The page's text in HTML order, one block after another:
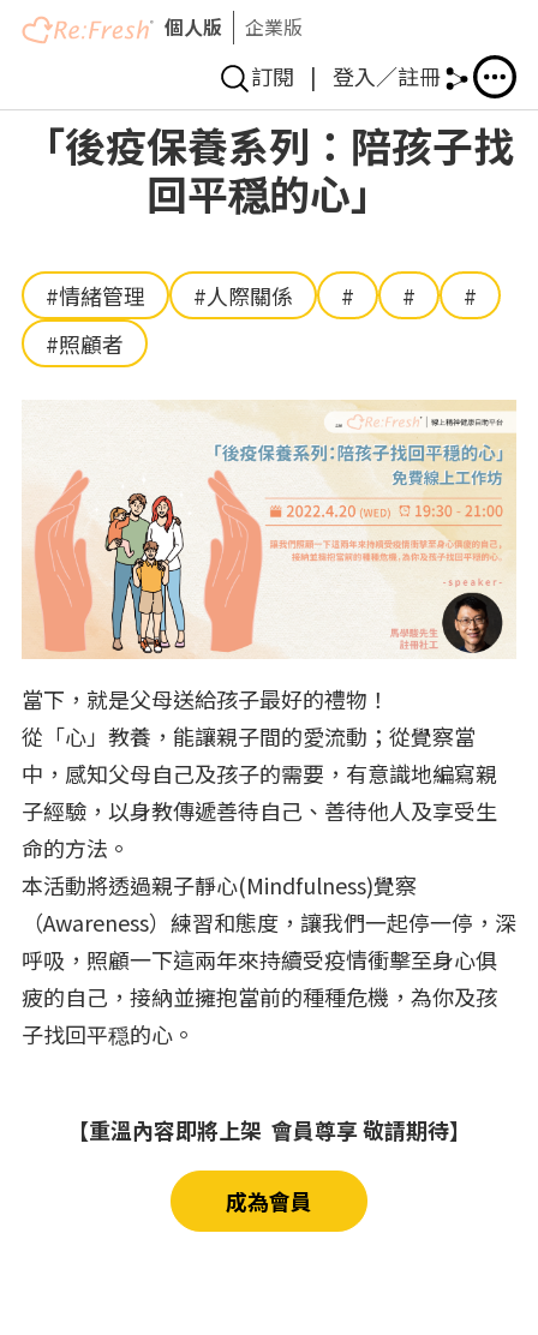
移
個人版 企業版
訂閱 | 登入／註冊
「後疫保養系列：陪孩子找
回平穏的心」
#情緒管理 #人際關係 # #
#
#照顧者
當下，就是父母送給孩子最好的禮物！
從「心」教養，能讓親子間的愛流動；從覺察當
中，感知父母自己及孩子的需要，有意識地編寫親
子經驗，以身教傳遞善待自己、善待他人及享受生
命的方法。
本活動將透過親子靜心(Mindfulness)覺察
（Awareness）練習和態度，讓我們一起停一停，深
呼吸，照顧一下這兩年來持續受疫情衝擊至身心俱
疲的自己，接納並擁抱當前的種種危機，為你及孩
子找回平穏的心。
【重溫內容即將上架 會員尊享 敬請期待】
成為會員